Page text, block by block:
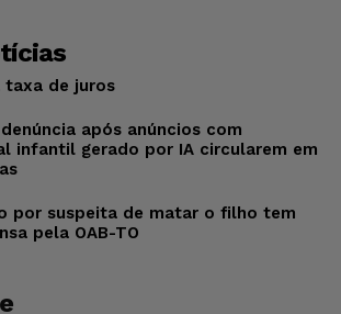
taxa de juros
após anúncios com
infantil gerado por IA circularem em
por suspeita de matar o filho tem
pela OAB-TO